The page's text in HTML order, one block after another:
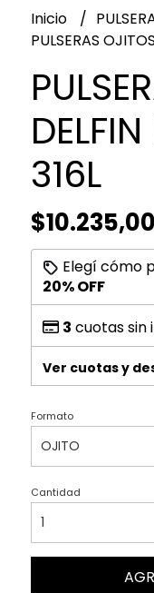
Inicio
PULSERAS
316L
$10.235,00
Elegí cómo
20% OFF
3 cuotas sin
Ver cuotas y
Formato
Cantidad